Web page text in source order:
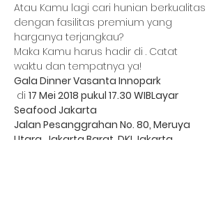
Atau Kamu lagi cari hunian berkualitas
dengan fasilitas premium yang
Maka Kamu harus hadir di . Catat
Gala Dinner Vasanta Innopark
di 17 Mei 2018 pukul 17.30 WIBLayar
Jalan Pesanggrahan No. 80, Meruya
Utara, Jakarta Barat, DKI Jakarta